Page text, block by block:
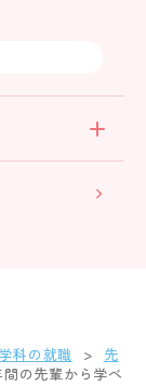
科の就職
先
の先輩から学べ